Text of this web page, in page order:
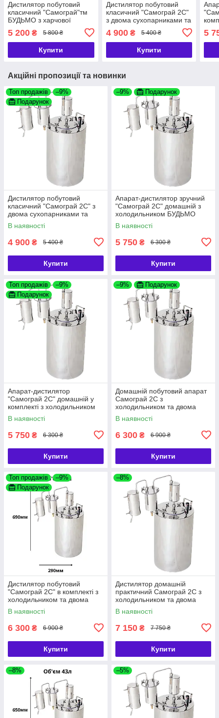
Дистилятор побутовий
класичний "Самограй"тм
БУДЬМО з харчової
сухопарником
5 200 ₴ 5 800 ₴
Купити
Дистилятор побутовий
класичний "Самограй 2С"
з двома сухопарниками та
БУДЬМО
4 900₴ 5 400 ₴
Купити
5
Акційні пропозиції та новинки
Топ продажів
–9%
Подарунок
Дистилятор побутовий
класичний "Самограй 2С" з
двома сухопарниками та
холодильником ТМ БУДЬМО
В наявності
4 900 ₴ 5 400 ₴
Купити
–9% Подарунок
Апарат-дистилятор зручний
"Самограй 2С" домашній з
холодильником БУДЬМО
В наявності
5 750 ₴ 6 300 ₴
Купити
Топ продажів
–9%
Подарунок
Апарат-дистилятор
"Самограй 2С" домашній у
комплекті з холодильником
та двома сухопарниками тм
БУДЬМО
В наявності
5 750 ₴ 6 300 ₴
Купити
–9% Подарунок
Домашній побутовий апарат
Самограй 2С з
холодильником та двома
сухопарниками ТМ БУДЬМО
В наявності
6 300 ₴ 6 900 ₴
Купити
Топ продажів
–9%
Подарунок
Дистилятор побутовий
"Самограй 2С" в комплекті з
холодильником та двома
сухопарниками ТМ БУДЬМО
В наявності
6 300 ₴ 6 900 ₴
Купити
–8%
Дистилятор домашній
практичний Самограй 2С з
холодильником та двома
сухопарниками класичний
В наявності
7 150 ₴ 7 750 ₴
Купити
–8% –5%